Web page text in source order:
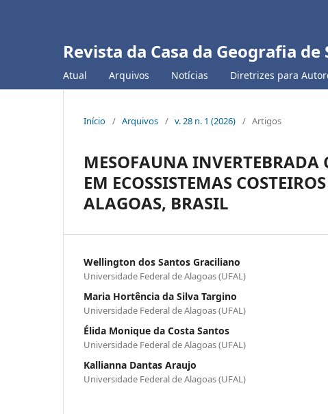
Revista da Casa da Geografia de
Atual Arquivos Notícias Diretrizes para
Início / Arquivos / v. 28 n. 1 (2026) / Artigos
MESOFAUNA
EM ECOSSISTEMAS
ALAGOAS, BRASIL
Wellington dos Santos Graciliano
Universidade Federal de Alagoas (UFAL)
Maria Hortência da Silva Targino
Universidade Federal de Alagoas (UFAL)
Élida Monique da Costa Santos
Universidade Federal de Alagoas (UFAL)
Kallianna Dantas Araujo
Universidade Federal de Alagoas (UFAL)